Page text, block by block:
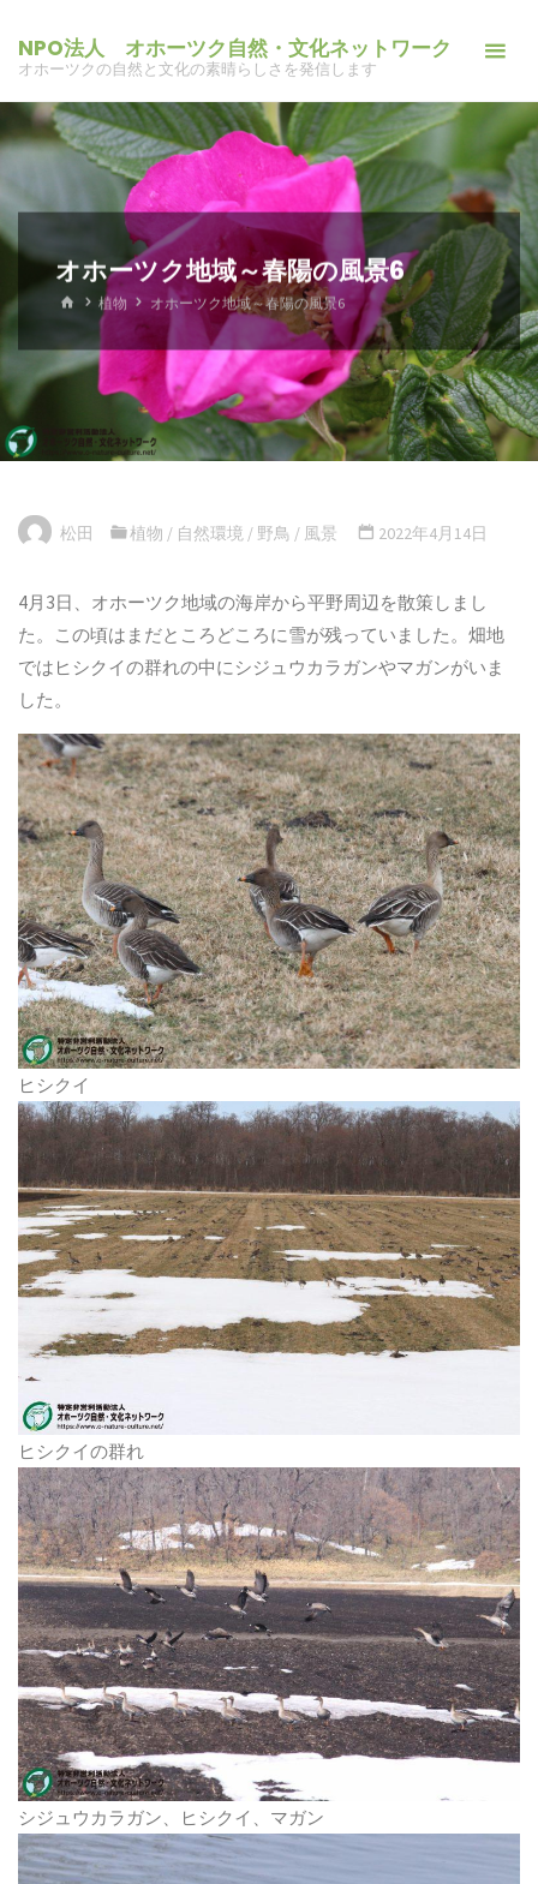
ツ
ス
キ
プ
NPO法人 オホーツク自然・文化ネットワーク
オホーツクの自然と文化の素晴らしさを発信します
オホーツク地域～春陽の風景6
ホ 植物 オホーツク地域～春陽の風景6
松田 植物 / 自然環境 / 野鳥 / 風景 2022年4月14日
4月3日、オホーツク地域の海岸から平野周辺を散策しまし
た。この頃はまだところどころに雪が残っていました。畑地
ではヒシクイの群れの中にシジュウカラガンやマガンがいま
した。
ヒシクイ
ヒシクイの群れ
シジュウカラガン、ヒシクイ、マガン